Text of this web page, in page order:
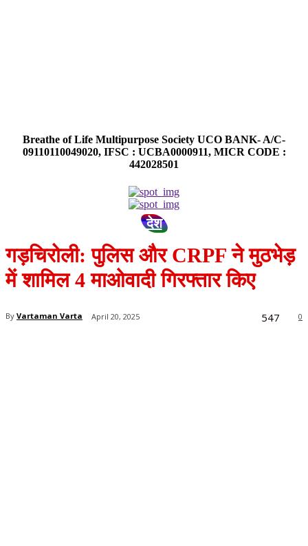
Breathe of Life Multipurpose Society UCO BANK- A/C-
09110110049020, IFSC : UCBA0000911, MICR CODE :
442028501
देश
गड़चिरोली: पुलिस और CRPF ने मुठभेड़
में शामिल 4 माओवादी गिरफ्तार किए
By Vartaman Varta April 20, 2025 0
547